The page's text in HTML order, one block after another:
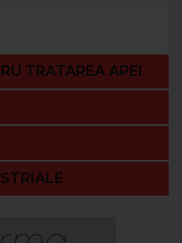
TRATAREA APEI